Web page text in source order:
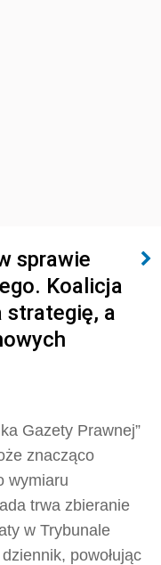
sprawie
Koalicja
strategię, a
Gazety Prawnej”
znacząco
wymiaru
trwa zbieranie
w Trybunale
powołując